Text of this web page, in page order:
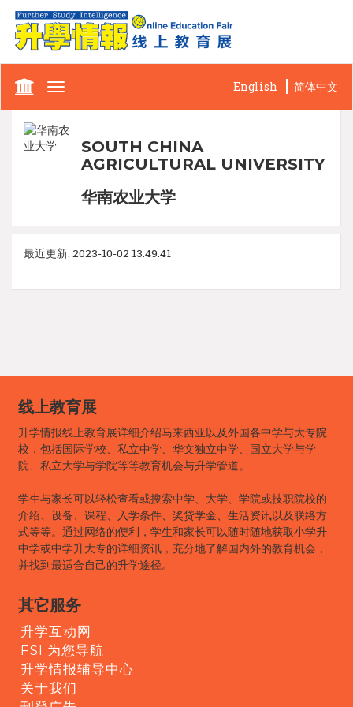
Toggle
English 简体中文
SOUTH CHINA
AGRICULTURAL UNIVERSITY
华南农业大学
最近更新: 2023-10-02 13:49:41
线上教育展
升学情报线上教育展详细介绍马来西亚以及外国各中学与大专院
校，包括国际学校、私立中学、华文独立中学、国立大学与学
院、私立大学与学院等等教育机会与升学管道。
学生与家长可以轻松查看或搜索中学、大学、学院或技职院校的
介绍、设备、课程、入学条件、奖贷学金、生活资讯以及联络方
式等等。通过网络的便利，学生和家长可以随时随地获取小学升
中学或中学升大专的详细资讯，充分地了解国内外的教育机会，
并找到最适合自己的升学途径。
其它服务
升学互动网
FSI 为您导航
升学情报辅导中心
关于我们